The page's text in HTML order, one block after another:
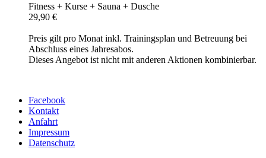
Fitness + Kurse + Sauna + Dusche
29,90 €
Preis gilt pro Monat inkl. Trainingsplan und Betreuung bei
Abschluss eines Jahresabos.
Dieses Angebot ist nicht mit anderen Aktionen kombinierbar.
Facebook
Kontakt
Anfahrt
Impressum
Datenschutz